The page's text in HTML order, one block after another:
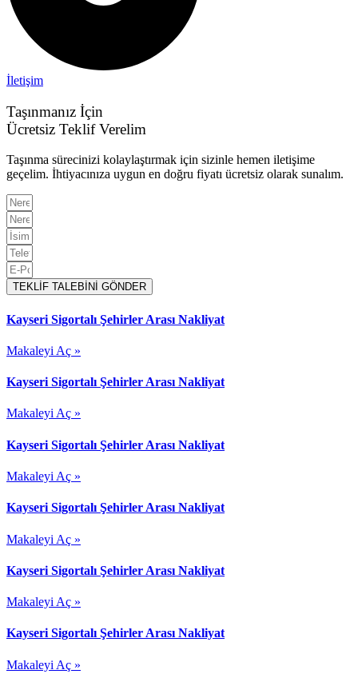
İletişim
Taşınmanız İçin
Ücretsiz Teklif Verelim
Taşınma sürecinizi kolaylaştırmak için sizinle hemen iletişime
geçelim. İhtiyacınıza uygun en doğru fiyatı ücretsiz olarak sunalım.
TEKLİF TALEBİNİ GÖNDER
Kayseri Sigortalı Şehirler Arası Nakliyat
Makaleyi Aç »
Kayseri Sigortalı Şehirler Arası Nakliyat
Makaleyi Aç »
Kayseri Sigortalı Şehirler Arası Nakliyat
Makaleyi Aç »
Kayseri Sigortalı Şehirler Arası Nakliyat
Makaleyi Aç »
Kayseri Sigortalı Şehirler Arası Nakliyat
Makaleyi Aç »
Kayseri Sigortalı Şehirler Arası Nakliyat
Makaleyi Aç »